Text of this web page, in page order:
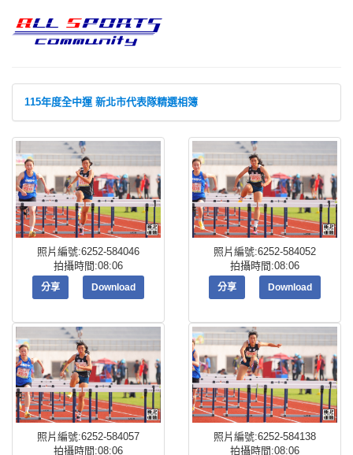
115年度全中運 新北市代表隊精選相簿
照片編號:6252-584046
拍攝時間:08:06
分享 Download
照片編號:6252-584052
拍攝時間:08:06
分享 Download
照片編號:6252-584057
拍攝時間:08:06
照片編號:6252-584138
拍攝時間:08:06